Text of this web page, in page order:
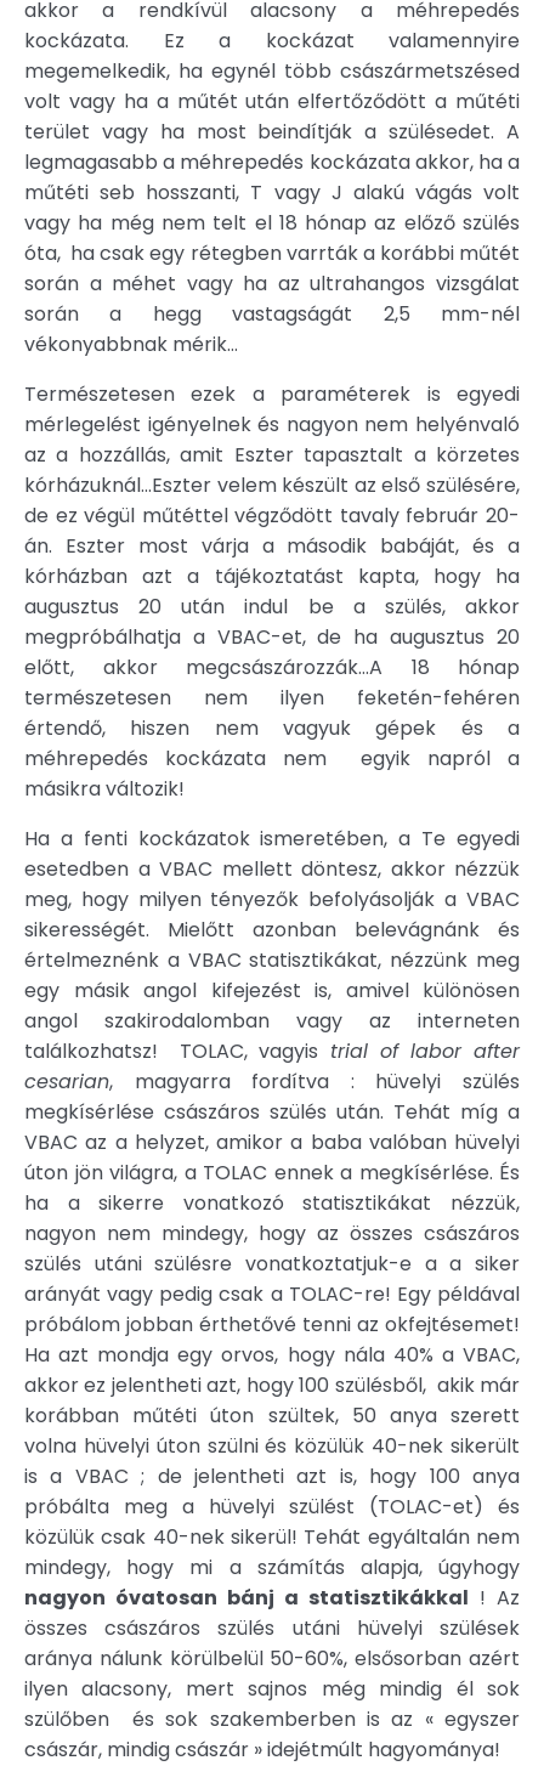
akkor a rendkívül alacsony a méhrepedés
kockázata. Ez a kockázat valamennyire
megemelkedik, ha egynél több császármetszésed
volt vagy ha a műtét után elfertőződött a műtéti
terület vagy ha most beindítják a szülésedet. A
legmagasabb a méhrepedés kockázata akkor, ha a
műtéti seb hosszanti, T vagy J alakú vágás volt
vagy ha még nem telt el 18 hónap az előző szülés
óta, ha csak egy rétegben varrták a korábbi műtét
során a méhet vagy ha az ultrahangos vizsgálat
során a hegg vastagságát 2,5 mm-nél
vékonyabbnak mérik…
Természetesen ezek a paraméterek is egyedi
mérlegelést igényelnek és nagyon nem helyénvaló
az a hozzállás, amit Eszter tapasztalt a körzetes
kórházuknál…Eszter velem készült az első szülésére,
de ez végül műtéttel végződött tavaly február 20-
án. Eszter most várja a második babáját, és a
kórházban azt a tájékoztatást kapta, hogy ha
augusztus 20 után indul be a szülés, akkor
megpróbálhatja a VBAC-et, de ha augusztus 20
előtt, akkor megcsászározzák…A 18 hónap
természetesen nem ilyen feketén-fehéren
értendő, hiszen nem vagyuk gépek és a
méhrepedés kockázata nem egyik napról a
másikra változik!
Ha a fenti kockázatok ismeretében, a Te egyedi
esetedben a VBAC mellett döntesz, akkor nézzük
meg, hogy milyen tényezők befolyásolják a VBAC
sikerességét. Mielőtt azonban belevágnánk és
értelmeznénk a VBAC statisztikákat, nézzünk meg
egy másik angol kifejezést is, amivel különösen
angol szakirodalomban vagy az interneten
találkozhatsz! TOLAC, vagyis trial of labor after
cesarian, magyarra fordítva : hüvelyi szülés
megkísérlése császáros szülés után. Tehát míg a
VBAC az a helyzet, amikor a baba valóban hüvelyi
úton jön világra, a TOLAC ennek a megkísérlése. És
ha a sikerre vonatkozó statisztikákat nézzük,
nagyon nem mindegy, hogy az összes császáros
szülés utáni szülésre vonatkoztatjuk-e a a siker
arányát vagy pedig csak a TOLAC-re! Egy példával
próbálom jobban érthetővé tenni az okfejtésemet!
Ha azt mondja egy orvos, hogy nála 40% a VBAC,
akkor ez jelentheti azt, hogy 100 szülésből, akik már
korábban műtéti úton szültek, 50 anya szerett
volna hüvelyi úton szülni és közülük 40-nek sikerült
is a VBAC ; de jelentheti azt is, hogy 100 anya
próbálta meg a hüvelyi szülést (TOLAC-et) és
közülük csak 40-nek sikerül! Tehát egyáltalán nem
mindegy, hogy mi a számítás alapja, úgyhogy
nagyon óvatosan bánj a statisztikákkal ! Az
összes császáros szülés utáni hüvelyi szülések
aránya nálunk körülbelül 50-60%, elsősorban azért
ilyen alacsony, mert sajnos még mindig él sok
szülőben és sok szakemberben is az « egyszer
császár, mindig császár » idejétmúlt hagyománya!